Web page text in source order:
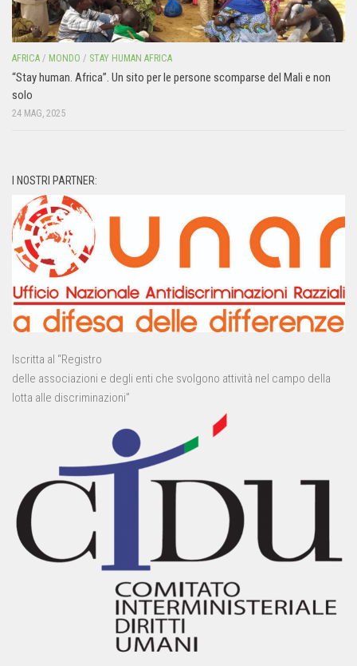
AFRICA / MONDO / STAY HUMAN AFRICA
“Stay human. Africa”. Un sito per le persone scomparse del Mali e non
solo
24 MAG, 2025
I NOSTRI PARTNER:
Iscritta al “Registro
delle associazioni e degli enti che svolgono attività nel campo della
lotta alle discriminazioni”